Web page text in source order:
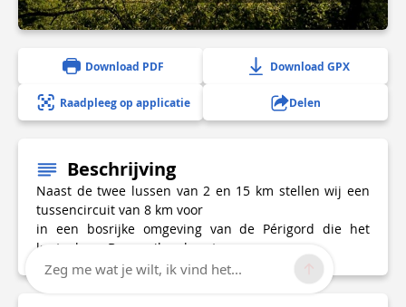
Download PDF Download GPX
Raadpleeg op applicatie Delen
Beschrijving
Naast de twee lussen van 2 en 15 km stellen wij een
tussencircuit van 8 km voor
in een bosrijke omgeving van de Périgord die het
kasteel van Bonaguil verbergt.
Zeg me wat je wilt, ik vind het...